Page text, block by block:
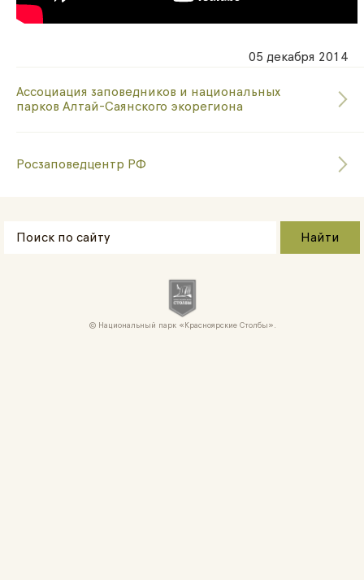
05 декабря 2014
Ассоциация заповедников и национальных
парков Алтай-Саянского экорегиона
Росзаповедцентр РФ
Национальный парк «Красноярские Cтолбы».